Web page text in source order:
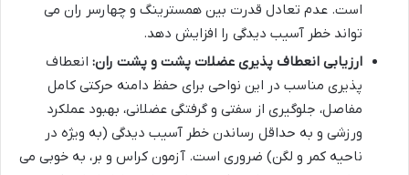
است. عدم تعادل قدرت بین همسترینگ و چهارسر ران می
تواند خطر آسیب دیدگی را افزایش دهد.
ارزیابی انعطاف پذیری عضلات پشت و پشت ران: انعطاف
پذیری مناسب در این نواحی برای حفظ دامنه حرکتی کامل
مفاصل، جلوگیری از سفتی و گرفتگی عضلانی، بهبود عملکرد
ورزشی و به حداقل رساندن خطر آسیب دیدگی (به ویژه در
ناحیه کمر و لگن) ضروری است. آزمون کراس و بر، به خوبی می